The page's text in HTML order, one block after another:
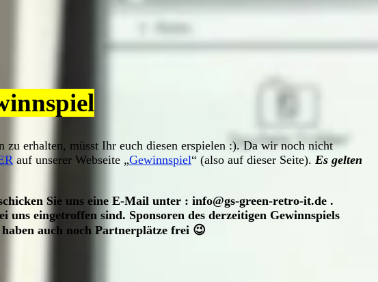
erhalten, müsst Ihr euch diesen erspielen :). Da wir noch nicht
auf unserer Webseite „Gewinnspiel“ (also auf dieser Seite). Es gelten
Sie uns eine E-Mail unter : info@gs-green-retro-it.de .
uns eingetroffen sind. Sponsoren des derzeitigen Gewinnspiels
auch noch Partnerplätze frei 😉